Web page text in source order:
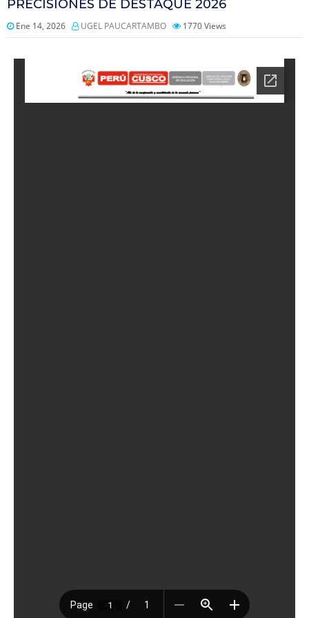
PRECISIONES DE DESTAQUE 2026
Ene 14, 2026 UGEL PAUCARTAMBO 1770Views